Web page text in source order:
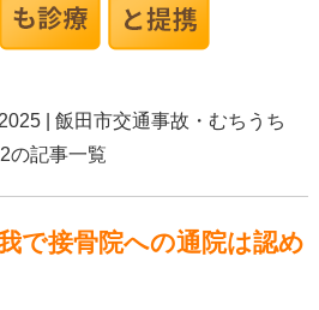
| 飯田市交通事故・むちうち
の記事一覧
で接骨院への通院は認め